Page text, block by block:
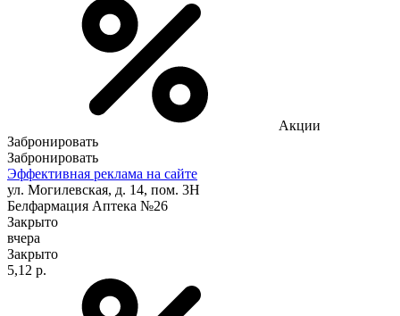
Акции
Забронировать
Забронировать
Эффективная реклама на сайте
ул. Могилевская, д. 14, пом. 3Н
Белфармация Аптека №26
Закрыто
вчера
Закрыто
5,12 р.